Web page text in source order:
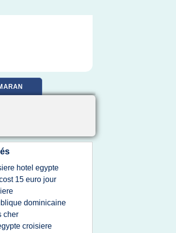
hotel egypte
15 euro jour
dominicaine
cher
croisiere